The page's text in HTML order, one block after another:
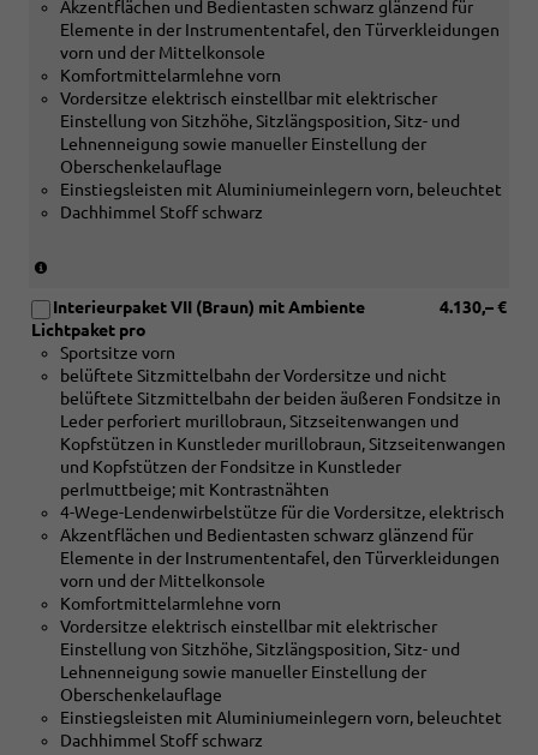
[5MF]
Dekoreinlagen
Aluminium
matt
gebürstet
silber
oder
[5TK]
Dekoreinlagen
Holz
und
[4D3]
Sitzbelüftung
vorn)
Akzentflächen und Bedientasten schwarz glänzend für
Elemente in der Instrumententafel, den Türverkleidungen
vorn und der Mittelkonsole
Komfortmittelarmlehne vorn
Vordersitze elektrisch einstellbar mit elektrischer
Einstellung von Sitzhöhe, Sitzlängsposition, Sitz- und
Lehnenneigung sowie manueller Einstellung der
Oberschenkelauflage
Einstiegsleisten mit Aluminiumeinlegern vorn, beleuchtet
Dachhimmel Stoff schwarz
Verbindung
mit
[5MC]
Dekoreinlagen
Holz
Linde
Sediment
silbergrau
naturell
oder
[5MF]
Dekoreinlagen
Aluminium
matt
gebürstet
silber
oder
[5TK]
Dekoreinlagen
Holz
4.130,– €
Interieurpaket VII (Braun) mit Ambiente
Lichtpaket pro
Sportsitze vorn
belüftete Sitzmittelbahn der Vordersitze und nicht
belüftete Sitzmittelbahn der beiden äußeren Fondsitze in
Leder perforiert murillobraun, Sitzseitenwangen und
Kopfstützen in Kunstleder murillobraun, Sitzseitenwangen
und Kopfstützen der Fondsitze in Kunstleder
perlmuttbeige; mit Kontrastnähten
4-Wege-Lendenwirbelstütze für die Vordersitze, elektrisch
Akzentflächen und Bedientasten schwarz glänzend für
Elemente in der Instrumententafel, den Türverkleidungen
vorn und der Mittelkonsole
Komfortmittelarmlehne vorn
Vordersitze elektrisch einstellbar mit elektrischer
Einstellung von Sitzhöhe, Sitzlängsposition, Sitz- und
Lehnenneigung sowie manueller Einstellung der
Oberschenkelauflage
Einstiegsleisten mit Aluminiumeinlegern vorn, beleuchtet
Dachhimmel Stoff schwarz